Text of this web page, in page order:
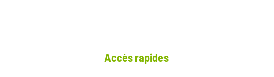
Accès rapides